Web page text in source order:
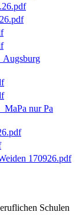
nur Pa
170926.pdf
Schulen